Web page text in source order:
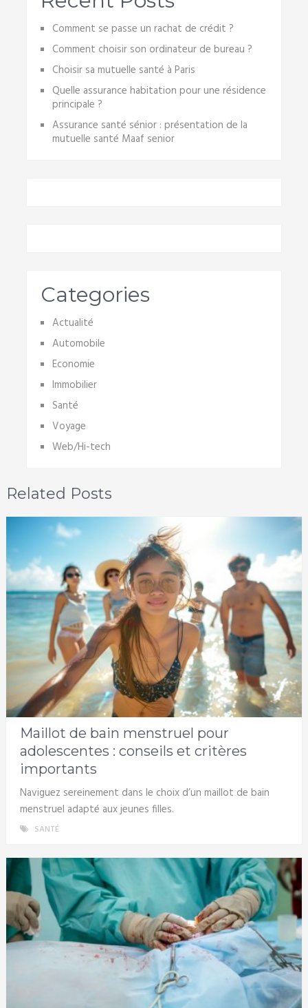
Comment se passe un rachat de crédit ?
Comment choisir son ordinateur de bureau ?
Choisir sa mutuelle santé à Paris
Quelle assurance habitation pour une résidence
principale ?
Assurance santé sénior : présentation de la
mutuelle santé Maaf senior
Categories
Actualité
Automobile
Economie
Immobilier
Santé
Voyage
Web/Hi-tech
Related Posts
Maillot de bain menstruel pour
adolescentes : conseils et critères
importants
Naviguez sereinement dans le choix d’un maillot de bain
menstruel adapté aux jeunes filles.
SANTÉ